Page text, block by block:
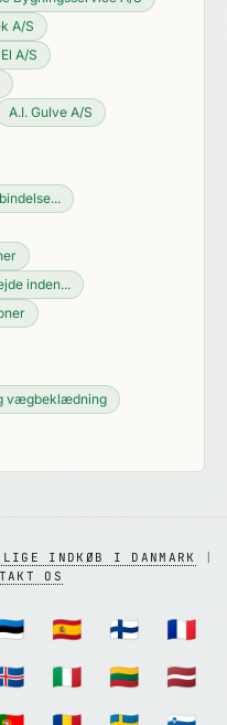
A/S
A/S
A.I. Gulve A/S
inden...
vægbeklædning
INDKØB I DANMARK
OS
🇪🇸 🇫🇮
🇫🇷
🇮🇹 🇱🇹
🇱🇻